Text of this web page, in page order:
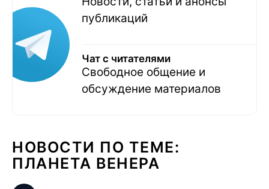
публикаций
Чат с читателями
Свободное общение и
обсуждение материалов
НОВОСТИ ПО ТЕМЕ:
ПЛАНЕТА ВЕНЕРА